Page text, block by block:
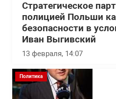
Стратегическое
полицией Польши
безопасности в
Иван Выгивский
13 февраля, 14:07
Политика